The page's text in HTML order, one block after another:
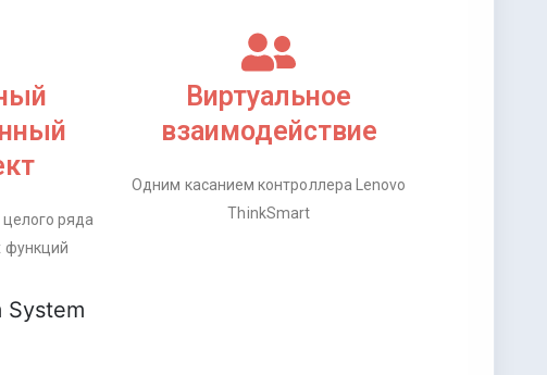
ряда
функций
Виртуальное
взаимодействие
Одним касанием контроллера Lenovo
ThinkSmart
System